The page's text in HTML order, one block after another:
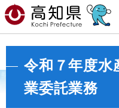
令和７年度水
業委託業務